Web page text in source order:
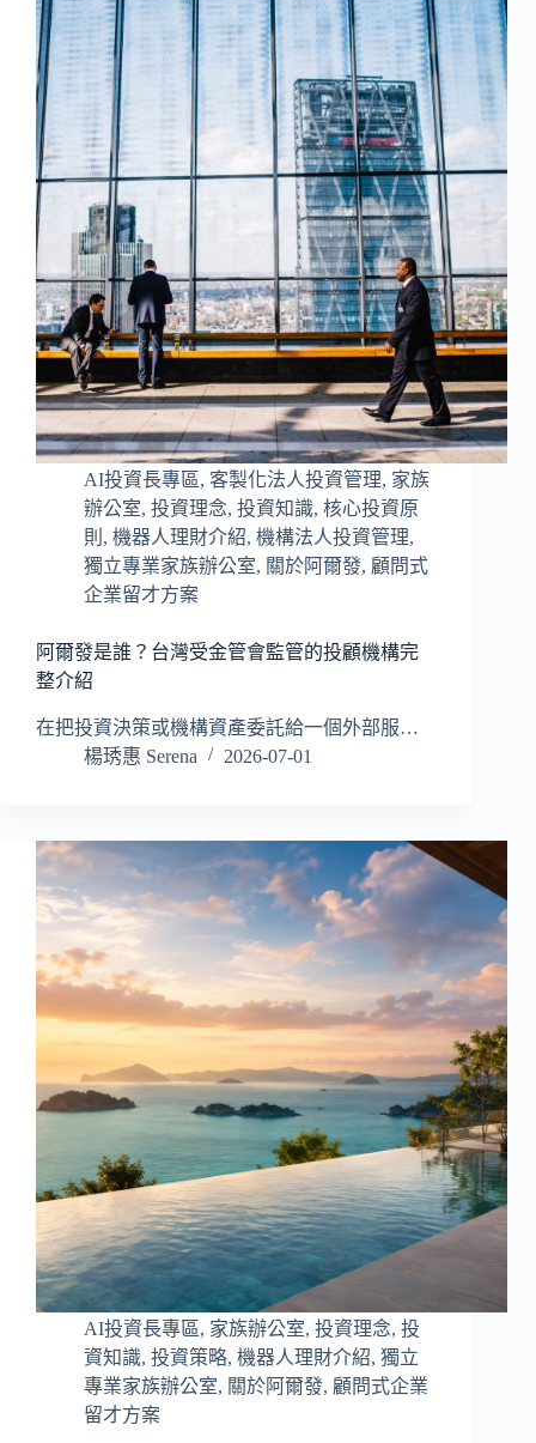
AI投資長專區, 客製化法人投資管理, 家族
辦公室, 投資理念, 投資知識, 核心投資原
則 , 機器人理財介紹, 機構法人投資管理,
獨立專業家族辦公室, 關於阿爾發, 顧問式
企業留才方案
阿爾發是誰？台灣受金管會監管的投顧機構完
整介紹
在把投資決策或機構資產委託給一個外部服…
楊琇惠 Serena
2026-07-01
AI投資長專區, 家族辦公室, 投資理念, 投
資知識, 投資策略, 機器人理財介紹, 獨立
專業家族辦公室, 關於阿爾發, 顧問式企業
留才方案